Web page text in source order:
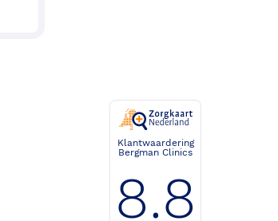
Klantwaardering
Bergman Clinics
8.8